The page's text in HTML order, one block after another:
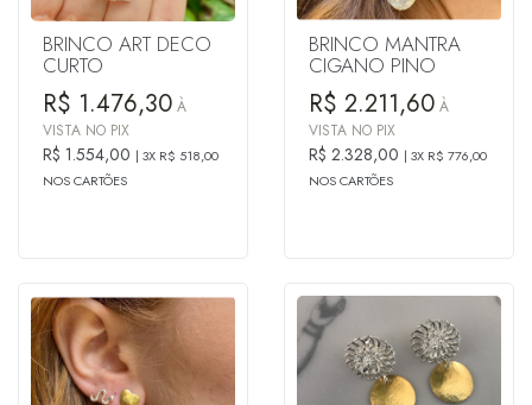
BRINCO ART DECO
CURTO
R$ 1.476,30 À
VISTA NO PIX
R$ 1.554,00
3X R$ 518,00
NOS CARTÕES
BRINCO MANTRA
CIGANO PINO
R$ 2.211,60 À
VISTA NO PIX
R$ 2.328,00
3X R$ 776,00
NOS CARTÕES